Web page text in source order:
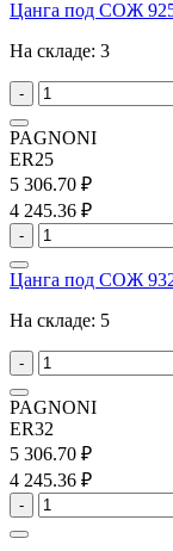
Цанга под СОЖ
На складе: 3
-
PAGNONI
ER25
5 306.70 ₽
4 245.36 ₽
-
Цанга под СОЖ
На складе: 5
-
PAGNONI
ER32
5 306.70 ₽
4 245.36 ₽
-